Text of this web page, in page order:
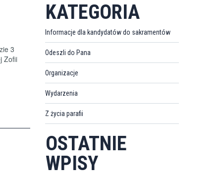
3
Zofii
KATEGORIA
Informacje dla kandydatów do sakramentów
Odeszli do Pana
Organizacje
Wydarzenia
Z życia parafii
OSTATNIE
WPISY